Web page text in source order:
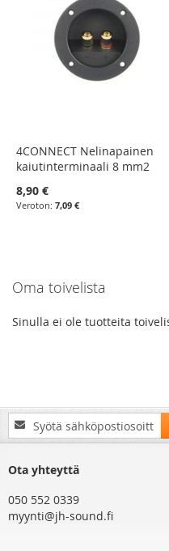
4CONNECT Nelinapainen
kaiutinterminaali 8 mm2
8,90 €
7,09 €
Oma toivelista
Sinulla ei ole tuotteita
Tilaa
uutiskirjeemme:
Ota yhteyttä
050 552 0339
myynti@jh-sound.fi